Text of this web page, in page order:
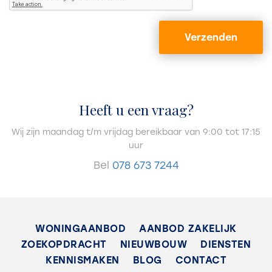
Buitenruimte
Inpandig
Isolatie
Dakisolatie, Muurisolatie, Vloerisolatie, Dubbel glas
Verzenden
Heeft u een vraag?
Wij zijn maandag t/m vrijdag bereikbaar van 9:00 tot 17:15
uur
Bel 078 673 7244
WONINGAANBOD
AANBOD ZAKELIJK
ZOEKOPDRACHT
NIEUWBOUW
DIENSTEN
KENNISMAKEN
BLOG CONTACT